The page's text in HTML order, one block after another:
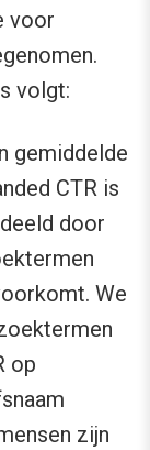
voor
volgt:
gemiddelde
CTR is
door
We
op
zijn